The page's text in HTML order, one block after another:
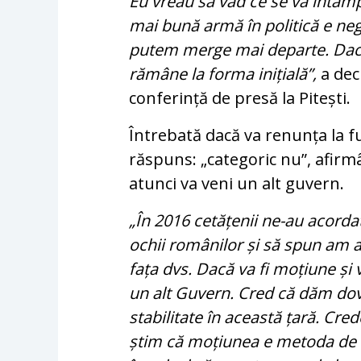
mai bună armă în politică e
putem merge mai departe.
rămâne la forma inițială”, a
conferință de presă la Pitești.
Întrebată dacă va renunța la
răspuns: „categoric nu”,
atunci va veni un alt guvern.
„În 2016 cetățenii ne-au
ochii românilor și să spun am
fața dvs. Dacă va fi moțiune și
un alt Guvern. Cred că dăm
stabilitate în această țară.
știm că moțiunea e metoda